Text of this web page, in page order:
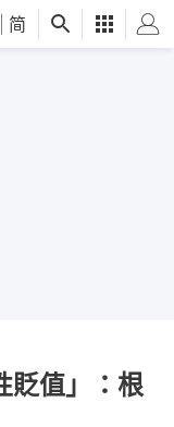
简
貶值」：根